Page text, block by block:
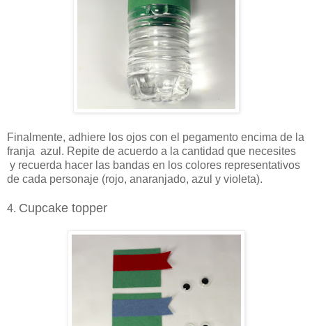
Finalmente, adhiere los ojos con el pegamento encima de la
franja azul. Repite de acuerdo a la cantidad que necesites
y recuerda hacer las bandas en los colores representativos
de cada personaje (rojo, anaranjado, azul y violeta).
4. Cupcake topper